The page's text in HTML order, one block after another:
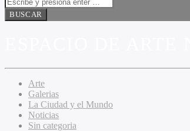
Arte
Galerias
La Ciudad y el Mundo
Noticias
Sin categoria